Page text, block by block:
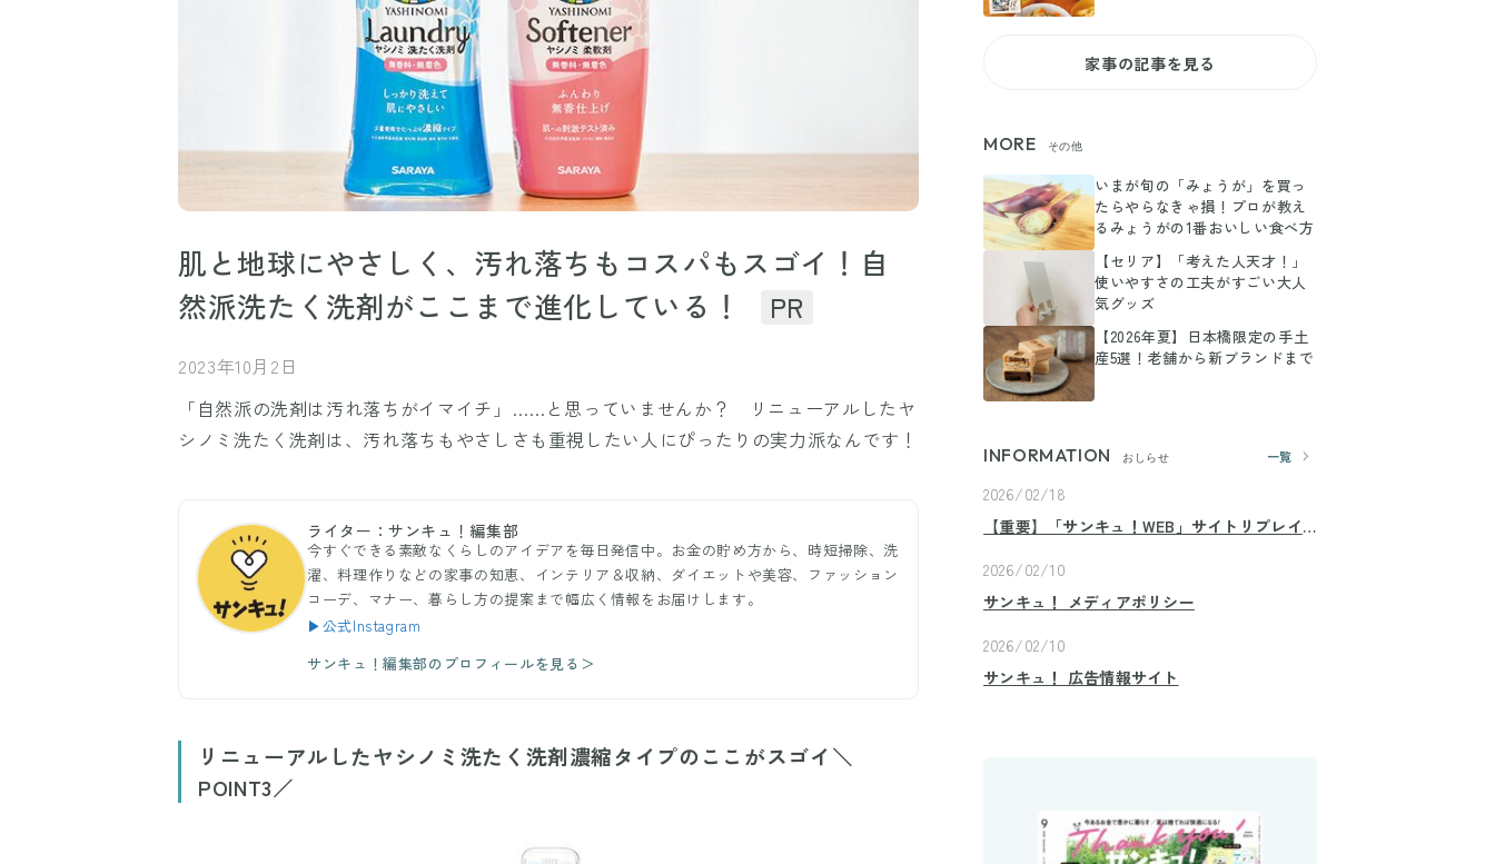
肌と地球にやさしく、汚れ落ちもコスパもスゴイ！自
然派洗たく洗剤がここまで進化している！
PR
2023年10月2日
「自然派の洗剤は汚れ落ちがイマイチ」……と思っていませんか？ リニューアルしたヤ
シノミ洗たく洗剤は、汚れ落ちもやさしさも重視したい人にぴったりの実力派なんです！
ライター：サンキュ！編集部
今すぐできる素敵なくらしのアイデアを毎日発信中。お金の貯め方から、時短掃除、洗
濯、料理作りなどの家事の知恵、インテリア＆収納、ダイエットや美容、ファッション
コーデ、マナー、暮らし方の提案まで幅広く情報をお届けします。
▶公式Instagram
サンキュ！編集部のプロフィールを見る＞
リニューアルしたヤシノミ洗たく洗剤濃縮タイプのここがスゴイ＼
POINT3／
家事の記事を見る
MORE その他
いまが旬の「みょうが」を買っ
たらやらなきゃ損！プロが教え
るみょうがの1番おいしい食べ方
【セリア】「考えた人天才！」
使いやすさの工夫がすごい大人
気グッズ
【2026年夏】日本橋限定の手土
産5選！老舗から新ブランドまで
INFORMATION おしらせ 一覧
2026/02/18
【重要】「サンキュ！WEB」サイトリプレイ
2026/02/10
サンキュ！ メディアポリシー
2026/02/10
サンキュ！ 広告情報サイト